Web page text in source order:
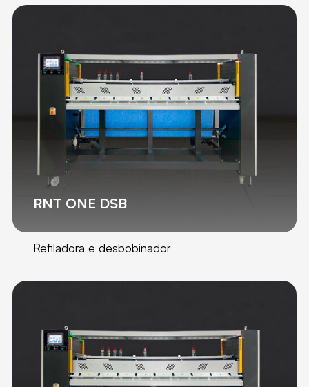
RNT ONE DSB
Refiladora e desbobinador